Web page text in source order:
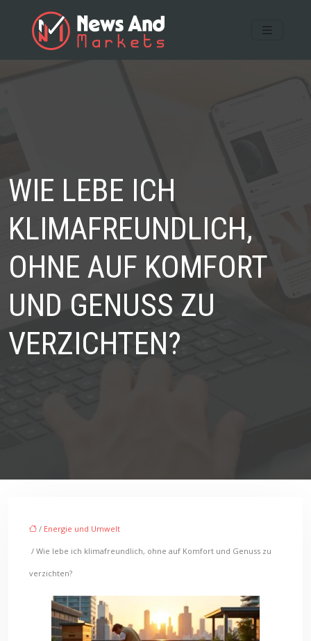
WIE LEBE ICH
KLIMAFREUNDLICH,
OHNE AUF KOMFORT
UND GENUSS ZU
VERZICHTEN?
/ Energie und Umwelt
/ Wie lebe ich klimafreundlich, ohne auf Komfort und Genuss zu
verzichten?